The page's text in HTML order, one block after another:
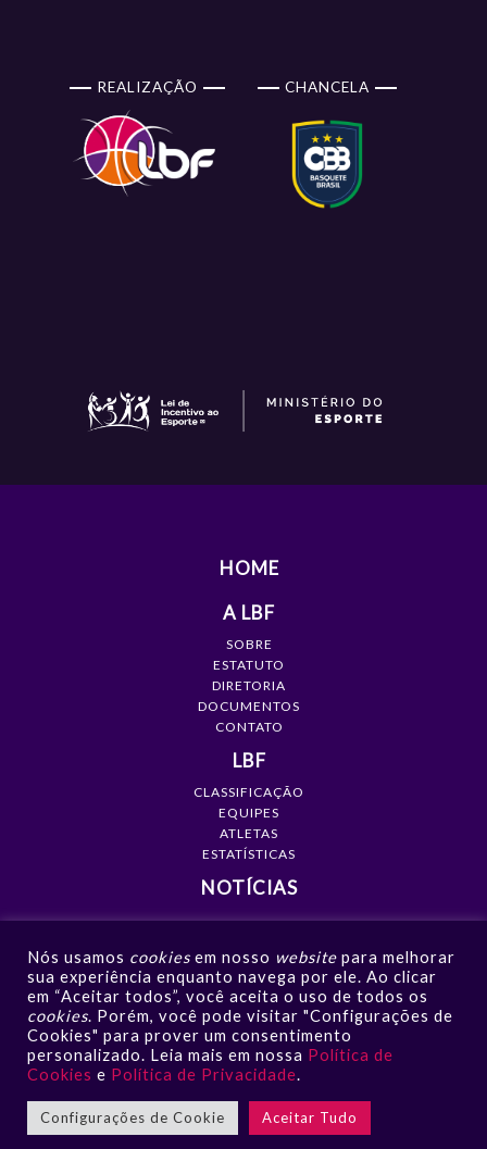
REALIZAÇÃO CHANCELA
HOME
A LBF
SOBRE
ESTATUTO
DIRETORIA
DOCUMENTOS
CONTATO
LBF
CLASSIFICAÇÃO
EQUIPES
ATLETAS
ESTATÍSTICAS
NOTÍCIAS
GALERIAS
VÍDEOS
NOTÍCIAS
CONTATO
LBF - Liga de Basquete Feminino © 2026 | Todos os direitos
Nós usamos cookies em nosso website para melhorar
sua experiência enquanto navega por ele. Ao clicar
em “Aceitar todos”, você aceita o uso de todos os
cookies. Porém, você pode visitar "Configurações de
Cookies" para prover um consentimento
personalizado. Leia mais em nossa Política de
Cookies e Política de Privacidade.
Configurações de Cookie Aceitar Tudo